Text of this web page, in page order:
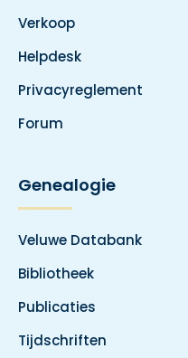
Verkoop
Helpdesk
Privacyreglement
Forum
Genealogie
Veluwe Databank
Bibliotheek
Publicaties
Tijdschriften